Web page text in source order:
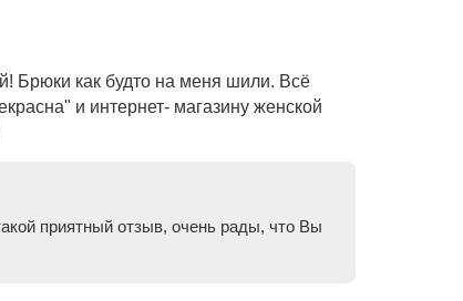
Брюки как будто на меня шили. Всё
и интернет- магазину женской
приятный отзыв, очень рады, что Вы